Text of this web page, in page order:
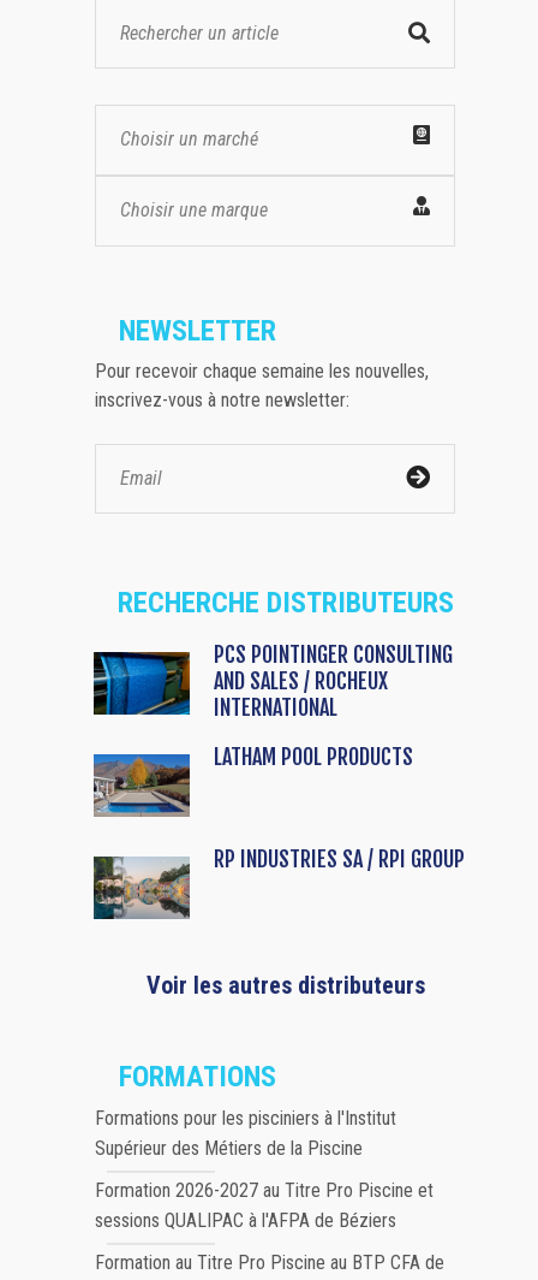
Choisir un marché
Choisir une marque
NEWSLETTER
Pour recevoir chaque semaine les nouvelles,
inscrivez-vous à notre newsletter:
RECHERCHE DISTRIBUTEURS
PCS POINTINGER CONSULTING
AND SALES / ROCHEUX
INTERNATIONAL
LATHAM POOL PRODUCTS
RP INDUSTRIES SA / RPI GROUP
Voir les autres distributeurs
FORMATIONS
Formations pour les pisciniers à l'Institut
Supérieur des Métiers de la Piscine
Formation 2026-2027 au Titre Pro Piscine et
sessions QUALIPAC à l'AFPA de Béziers
Formation au Titre Pro Piscine au BTP CFA de